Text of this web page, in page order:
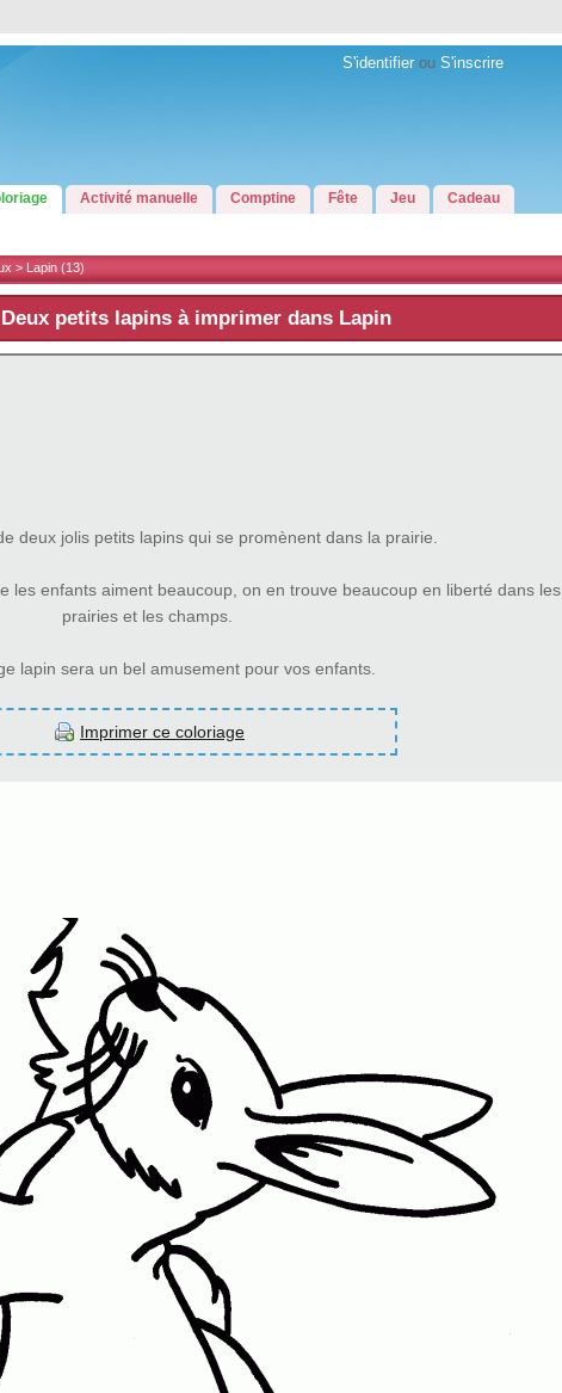
S'identifierou S'inscrire
Activité manuelle Comptine Fête Jeu Cadeau
> Lapin (13)
petits lapins à imprimer dans Lapin
deux jolis petits lapins qui se promènent dans la prairie.
les enfants aiment beaucoup, on en trouve beaucoup en liberté dans les
prairies et les champs.
lapin sera un bel amusement pour vos enfants.
Imprimer ce coloriage